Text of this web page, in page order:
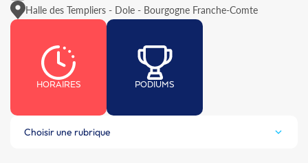
Halle des Templiers - Dole - Bourgogne Franche-Comte
HORAIRES PODIUMS
Choisir une rubrique